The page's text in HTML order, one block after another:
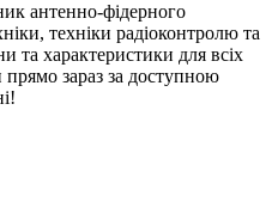
антенно-фідерного
техніки радіоконтролю та
та характеристики для всіх
зараз за доступною